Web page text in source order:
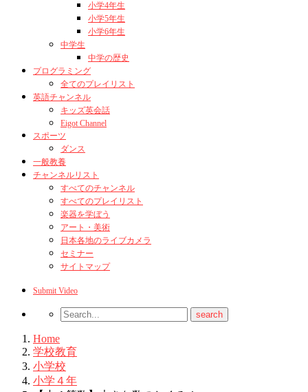
小学4年生
小学5年生
小学6年生
中学生
中学の歴史
プログラミング
全てのプレイリスト
英語チャンネル
キッズ英会話
Eigot Channel
スポーツ
ダンス
一般教養
チャンネルリスト
すべてのチャンネル
すべてのプレイリスト
楽器を学ぼう
アート・美術
日本各地のライブカメラ
セミナー
サイトマップ
Submit Video
Home
学校教育
小学校
小学４年